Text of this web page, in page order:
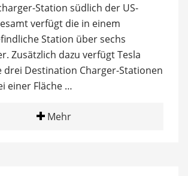
Station südlich der US-
verfügt die in einem
Station über sechs
Zusätzlich dazu verfügt Tesla
drei Destination Charger-Stationen
einer Fläche …
Mehr